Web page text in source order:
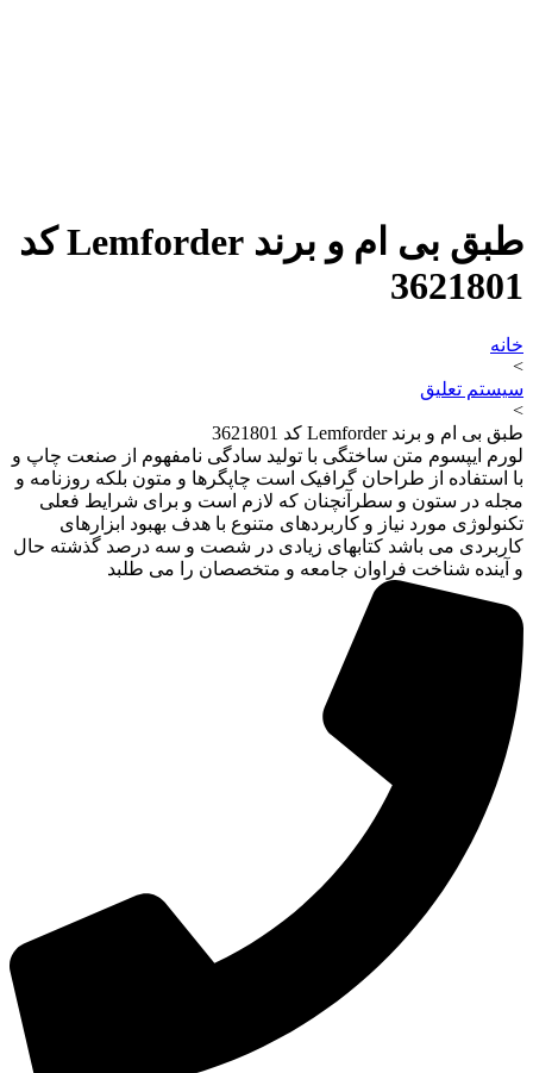
طبق بی ام و برند Lemforder کد
3621801
خانه
>
سیستم تعلیق
>
طبق بی ام و برند Lemforder کد 3621801
لورم ایپسوم متن ساختگی با تولید سادگی نامفهوم از صنعت چاپ و
با استفاده از طراحان گرافیک است چاپگرها و متون بلکه روزنامه و
مجله در ستون و سطرآنچنان که لازم است و برای شرایط فعلی
تکنولوژی مورد نیاز و کاربردهای متنوع با هدف بهبود ابزارهای
کاربردی می باشد کتابهای زیادی در شصت و سه درصد گذشته حال
و آینده شناخت فراوان جامعه و متخصصان را می طلبد